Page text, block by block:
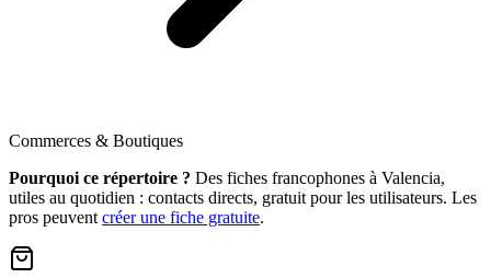
Commerces & Boutiques
Pourquoi ce répertoire ? Des fiches francophones à Valencia,
utiles au quotidien : contacts directs, gratuit pour les utilisateurs. Les
pros peuvent créer une fiche gratuite.